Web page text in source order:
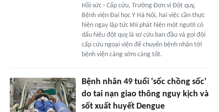
Hồi sức - Cấp cứu, Trưởng Đơn vị Đột quỵ,
Bệnh viện Đại học Y Hà Nội, hai việc cần thực
hiện ngay lập tức khi phát hiện một người có
dấu hiệu đột quỵ là sơ cứu ban đầu và gọi đội
cấp cứu ngoại viện để chuyển bệnh nhân tới
bệnh viện càng sớm càng tốt.
Bệnh nhân 49 tuổi 'sốc chồng sốc'
do tai nạn giao thông nguy kịch và
sốt xuất huyết Dengue